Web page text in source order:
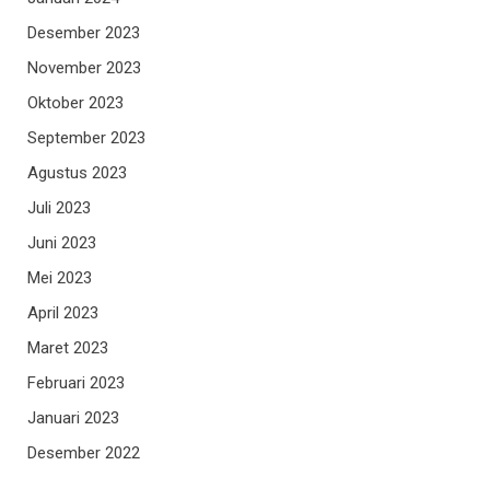
Desember 2023
November 2023
Oktober 2023
September 2023
Agustus 2023
Juli 2023
Juni 2023
Mei 2023
April 2023
Maret 2023
Februari 2023
Januari 2023
Desember 2022